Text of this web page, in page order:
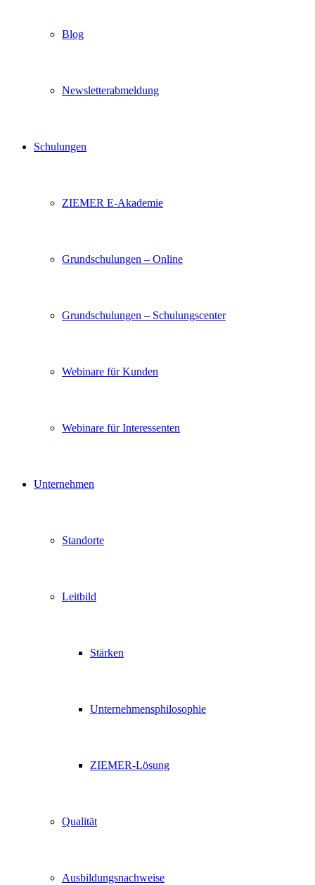
Blog
Newsletterabmeldung
Schulungen
ZIEMER E-Akademie
Grundschulungen – Online
Grundschulungen – Schulungscenter
Webinare für Kunden
Webinare für Interessenten
Unternehmen
Standorte
Leitbild
Stärken
Unternehmensphilosophie
ZIEMER-Lösung
Qualität
Ausbildungsnachweise